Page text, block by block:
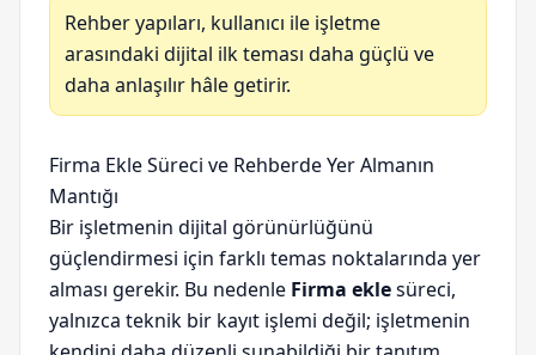
Rehber yapıları, kullanıcı ile işletme
arasındaki dijital ilk teması daha güçlü ve
daha anlaşılır hâle getirir.
Firma Ekle Süreci ve Rehberde Yer Almanın
Mantığı
Bir işletmenin dijital görünürlüğünü
güçlendirmesi için farklı temas noktalarında yer
alması gerekir. Bu nedenle Firma eklesüreci,
yalnızca teknik bir kayıt işlemi değil; işletmenin